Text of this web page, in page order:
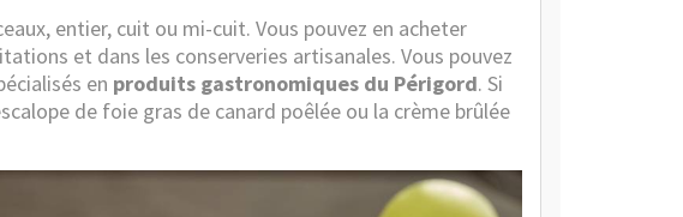
entier, cuit ou mi-cuit. Vous pouvez en acheter
et dans les conserveries artisanales. Vous pouvez
en produits gastronomiques du Périgord. Si
de foie gras de canard poêlée ou la crème brûlée